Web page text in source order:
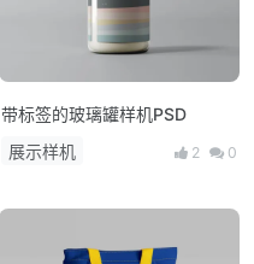
带标签的玻璃罐样机PSD
展示样机
2 0